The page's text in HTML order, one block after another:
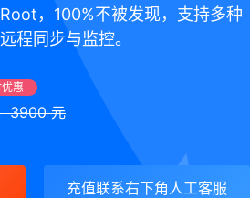
，100%不被发现，支持多种
程同步与监控。
惠
3900 元
充值联系右下角人工客服